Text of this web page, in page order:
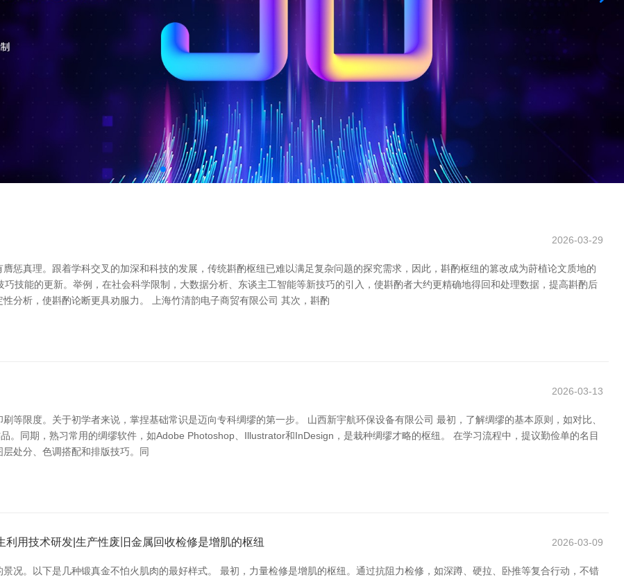
2026-03-29
惩真理。跟着学科交叉的加深和科技的发展，传统斟酌枢纽已难以满足复杂问题的探究需求，因此，斟酌枢纽的篡改成为莳植论文质地的
技能的更新。举例，在社会科学限制，大数据分析、东谈主工智能等新技巧的引入，使斟酌者大约更精确地得回和处理数据，提高斟酌后
分析，使斟酌论断更具劝服力。 上海竹清韵电子商贸有限公司 其次，斟酌
2026-03-13
等限度。关于初学者来说，掌捏基础常识是迈向专科绸缪的第一步。 山西新宇航环保设备有限公司 最初，了解绸缪的基本原则，如对比、
。同期，熟习常用的绸缪软件，如Adobe Photoshop、Illustrator和InDesign，是栽种绸缪才略的枢纽。 在学习流程中，提议勤俭单的名目
处分、色调搭配和排版技巧。同
用技术研发|生产性废旧金属回收检修是增肌的枢纽 2026-03-09
况。以下是几种锻真金不怕火肌肉的最好样式。 最初，力量检修是增肌的枢纽。通过抗阻力检修，如深蹲、硬拉、卧推等复合行动，不错